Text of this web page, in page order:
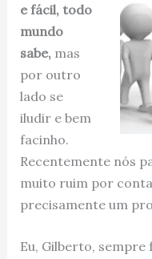
e fácil, todo
mundo
sabe, mas
por outro
lado se
iludir e bem
facinho.
Recentemente nós
muito ruim por
precisamente um
Eu, Gilberto,